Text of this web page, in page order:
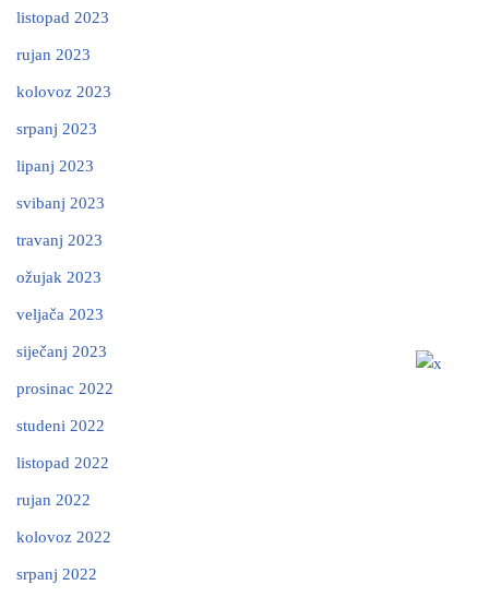
listopad 2023
rujan 2023
kolovoz 2023
srpanj 2023
lipanj 2023
svibanj 2023
travanj 2023
ožujak 2023
veljača 2023
siječanj 2023
prosinac 2022
studeni 2022
listopad 2022
rujan 2022
kolovoz 2022
srpanj 2022